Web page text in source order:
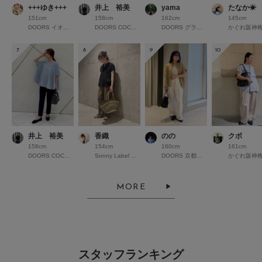
+++ゆき+++
151cm
井上 裕美
158cm
yama
162cm
たなか☀︎
145cm
かぐれ阪神
7
井上 裕美
158cm
DOORS COCOSA熊本
8
香織
154cm
Sonny Label 錦糸町パルコ
9
のの
160cm
DOORS 京都高島屋S.C.
10
クボ
161cm
かぐれ阪神
MORE
スタッフランキング